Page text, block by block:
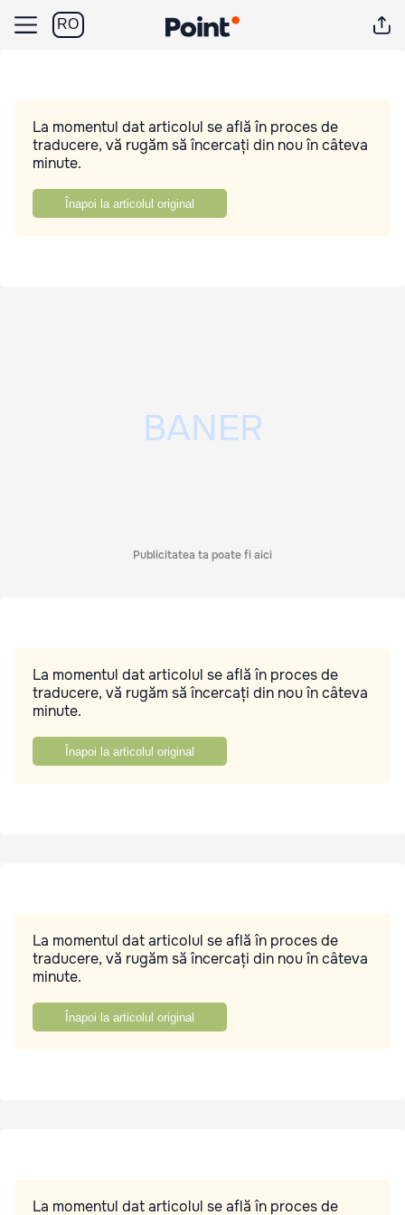
RO
La momentul dat articolul se află în proces de
traducere, vă rugăm să încercați din nou în câteva
minute.
Înapoi la articolul original
Publicitatea ta poate fi aici
La momentul dat articolul se află în proces de
traducere, vă rugăm să încercați din nou în câteva
minute.
Înapoi la articolul original
La momentul dat articolul se află în proces de
traducere, vă rugăm să încercați din nou în câteva
minute.
Înapoi la articolul original
La momentul dat articolul se află în proces de